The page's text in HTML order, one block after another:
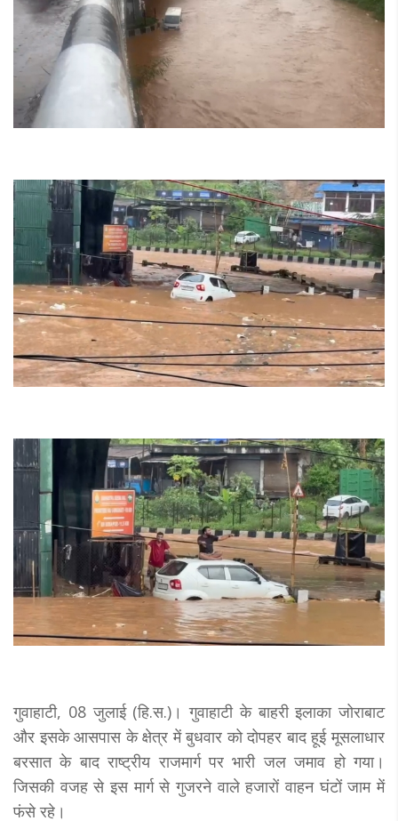
गुवाहाटी, 08 जुलाई (हि.स.)। गुवाहाटी के बाहरी इलाका जोराबाट
और इसके आसपास के क्षेत्र में बुधवार को दोपहर बाद हूई मूसलाधार
बरसात के बाद राष्ट्रीय राजमार्ग पर भारी जल जमाव हो गया।
जिसकी वजह से इस मार्ग से गुजरने वाले हजारों वाहन घंटों जाम में
फंसे रहे।